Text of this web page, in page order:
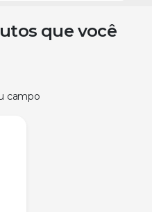
que você
campo